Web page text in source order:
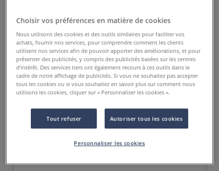
Choisir vos préférences en matière de cookies
Nous utilisons des cookies et des outils similaires pour faciliter vos
achats, fournir nos services, pour comprendre comment les clients
utilisent nos services afin de pouvoir apporter des améliorations, et pour
présenter des publicités, y compris des publicités basées sur les centres
d’intérêt. Des services tiers ont également recours à ces outils dans le
cadre de notre affichage de publicités. Si vous ne souhaitez pas accepter
tous les cookies ou si vous souhaitez en savoir plus sur comment nous
utilisons les cookies, cliquer sur « Personnaliser les cookies ».
Tout refuser Autoriser tous les cookies
Personnaliser les cookies